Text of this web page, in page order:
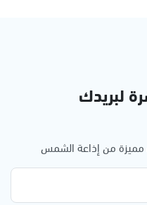
لبريدك
مميزة من إذاعة الشمس